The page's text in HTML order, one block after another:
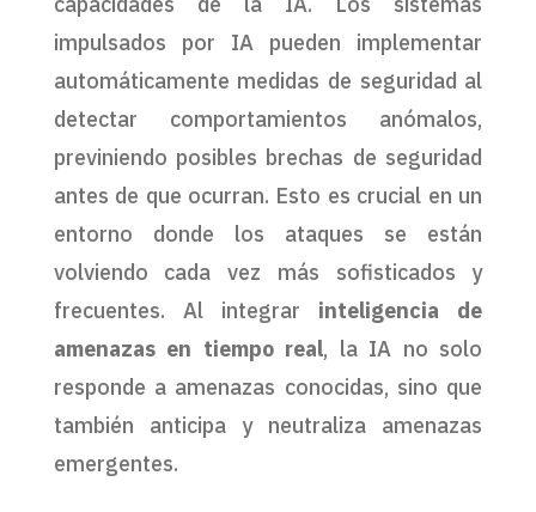
impulsados por IA pueden implementar
automáticamente medidas de seguridad al
detectar comportamientos anómalos,
previniendo posibles brechas de seguridad
antes de que ocurran. Esto es crucial en un
entorno donde los ataques se están
volviendo cada vez más sofisticados y
frecuentes. Al integrar inteligencia de
amenazas en tiempo real, la IA no solo
responde a amenazas conocidas, sino que
también anticipa y neutraliza amenazas
emergentes.